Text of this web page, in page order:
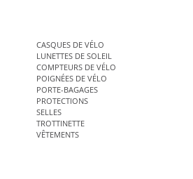
CASQUES DE VÉLO
LUNETTES DE SOLEIL
COMPTEURS DE VÉLO
POIGNÉES DE VÉLO
PORTE-BAGAGES
PROTECTIONS
SELLES
TROTTINETTE
VÊTEMENTS